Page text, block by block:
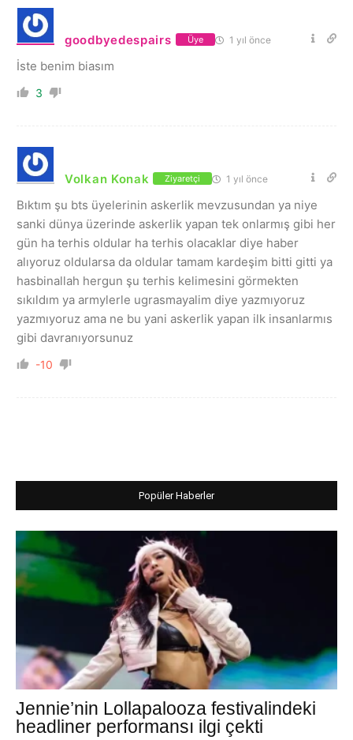
goodbyedespairs Üye 1 yıl önce
İste benim biasım
3
Volkan Konak Ziyaretçi 1 yıl önce
Bıktım şu bts üyelerinin askerlik mevzusundan ya niye
sanki dünya üzerinde askerlik yapan tek onlarmış gibi her
gün ha terhis oldular ha terhis olacaklar diye haber
alıyoruz oldularsa da oldular tamam kardeşim bitti gitti ya
hasbinallah hergun şu terhis kelimesini görmekten
sıkıldım ya armylerle ugrasmayalim diye yazmıyoruz
yazmıyoruz ama ne bu yani askerlik yapan ilk insanlarmıs
gibi davranıyorsunuz
-10
Popüler Haberler
Jennie’nin Lollapalooza festivalindeki
headliner performansı ilgi çekti